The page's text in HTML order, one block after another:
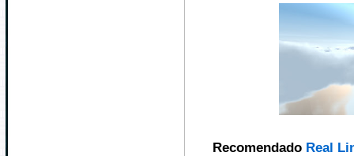
Recomendado Real